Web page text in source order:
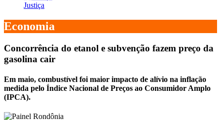
Justiça
Economia
Concorrência do etanol e subvenção fazem preço da
gasolina cair
Em maio, combustível foi maior impacto de alívio na inflação
medida pelo Índice Nacional de Preços ao Consumidor Amplo
(IPCA).